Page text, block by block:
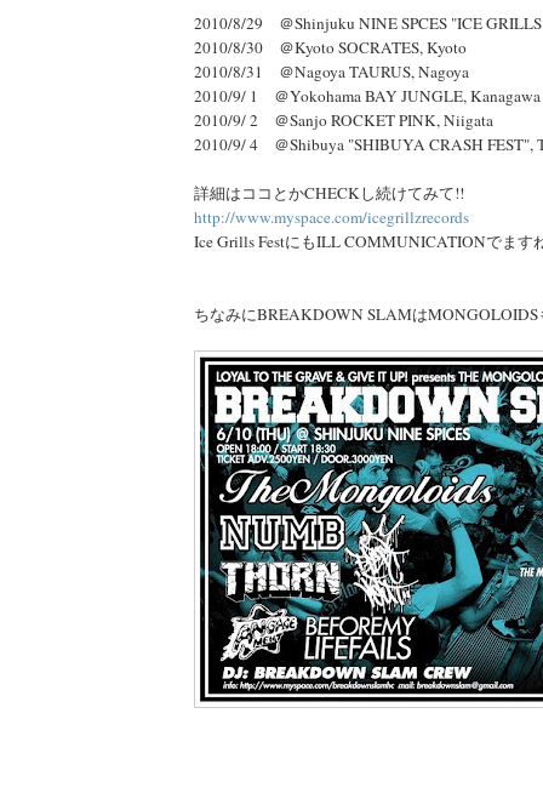
2010/8/29 ＠Shinjuku NINE SPCES "ICE GRILLS
2010/8/30 ＠Kyoto SOCRATES, Kyoto
2010/8/31 ＠Nagoya TAURUS, Nagoya
2010/9/ 1 ＠Yokohama BAY JUNGLE, Kanagawa
2010/9/ 2 ＠Sanjo ROCKET PINK, Niigata
2010/9/ 4 ＠Shibuya "SHIBUYA CRASH FEST",
詳細はココとかCHECKし続けてみて!!
http://www.myspace.com/icegrillzrecords
Ice Grills FestにもILL COMMUNICATIONでます
ちなみにBREAKDOWN SLAMはMONGOLOIDS